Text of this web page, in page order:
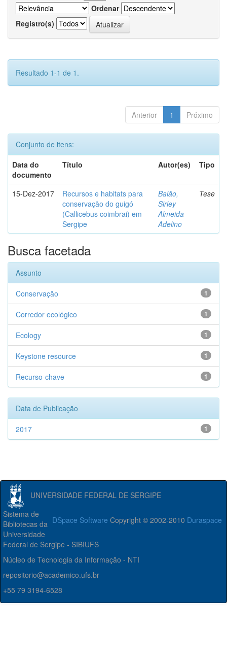
Ordenar
Registro(s)
Resultado 1-1 de 1.
Anterior 1 Próximo
Conjunto de itens:
Data do
documento
Título Autor(es) Tipo
15-Dez-2017
Recursos e habitats para
conservação do guigó
(Callicebus coimbrai) em
Sergipe
Baião,
Sirley
Almeida
Adelino
Tese
Busca facetada
Assunto
1
Conservação
1
Corredor ecológico
1
Ecology
1
Keystone resource
1
Recurso-chave
Data de Publicação
1
2017
UNIVERSIDADE FEDERAL DE SERGIPE
DSpace Software Copyright © 2002-2010 Duraspace
Sistema de
Bibliotecas da
Universidade
Federal de Sergipe - SIBIUFS
Núcleo de Tecnologia da Informação - NTI
repositorio@academico.ufs.br
+55 79 3194-6528